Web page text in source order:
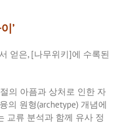
’
얻은, [나무위키]에 수록된
의 아픔과 상처로 인한 자
의 원형(archetype) 개념에
교류 분석과 함께 유사 정